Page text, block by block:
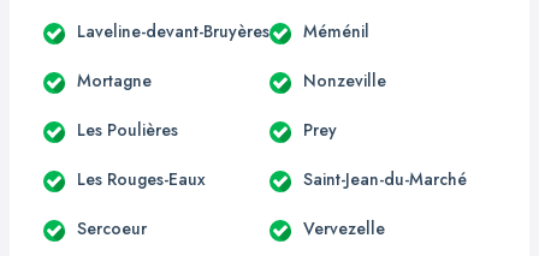
Laveline-devant-Bruyères Méménil
Mortagne Nonzeville
Les Poulières Prey
Les Rouges-Eaux Saint-Jean-du-Marché
Sercoeur Vervezelle